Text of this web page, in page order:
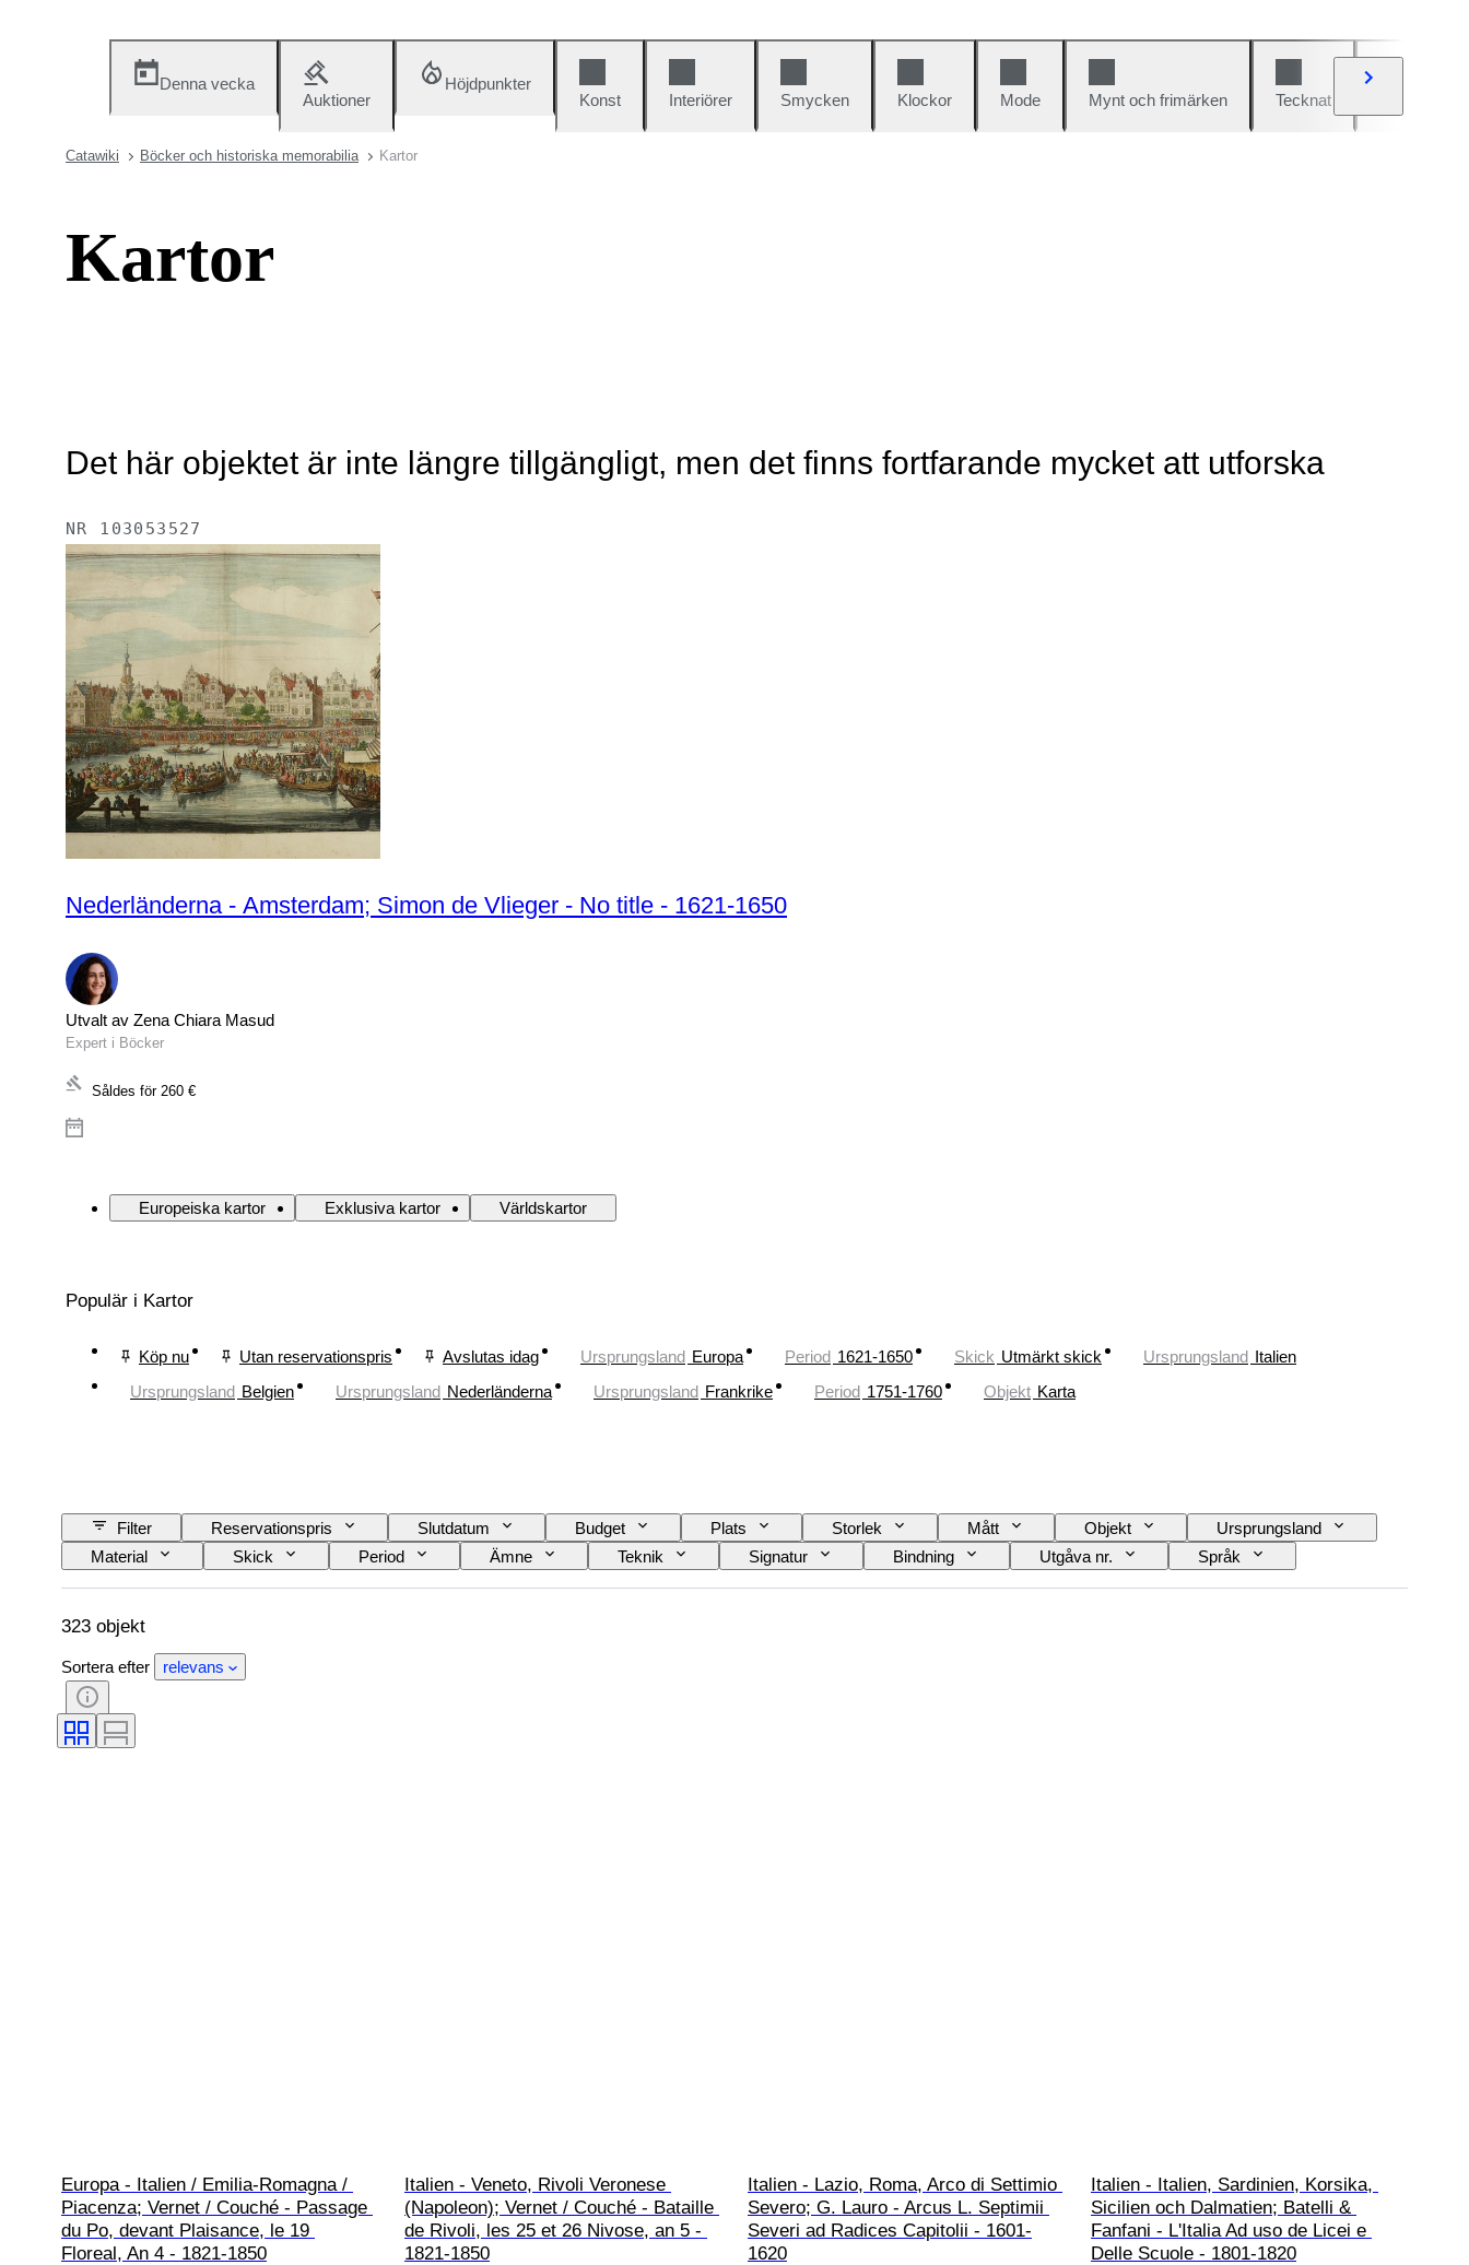
Denna vecka
Auktioner
Höjdpunkter
Konst
Interiörer Smycken Klockor Mode Mynt och frimärken Tecknat
Catawiki Böcker och historiska memorabilia Kartor
Kartor
Det här objektet är inte längre tillgängligt, men det finns fortfarande mycket att utforska
NR 103053527
Nederländerna - Amsterdam; Simon de Vlieger - No title - 1621-1650
Utvalt av Zena Chiara Masud
Expert i Böcker
Såldes för 260 €
Europeiska kartor Exklusiva kartor Världskartor
Populär i Kartor
Köp nu Utan reservationspris Avslutas idag Ursprungsland Europa Period 1621-1650 Skick Utmärkt skick Ursprungsland Italien
Ursprungsland Belgien Ursprungsland Nederländerna Ursprungsland Frankrike Period 1751-1760 Objekt Karta
Filter Reservationspris Slutdatum Budget Plats Storlek Mått Objekt
Ursprungsland
Material
Skick Period Ämne Teknik Signatur Bindning Utgåva nr.
Språk
Färg
Original / kopia Säljs av Era
323 objekt
Sortera efter relevans
Europa - Italien / Emilia-Romagna /
Piacenza; Vernet / Couché - Passage
du Po, devant Plaisance, le 19
Floreal, An 4 - 1821-1850
Italien - Veneto, Rivoli Veronese
(Napoleon); Vernet / Couché - Bataille
de Rivoli, les 25 et 26 Nivose, an 5 -
1821-1850
Italien - Lazio, Roma, Arco di Settimio
Severo; G. Lauro - Arcus L. Septimii
Severi ad Radices Capitolii - 1601-
1620
Italien - Italien, Sardinien, Korsika,
Sicilien och Dalmatien; Batelli &
Fanfani - L'Italia Ad uso de Licei e
Delle Scuole - 1801-1820